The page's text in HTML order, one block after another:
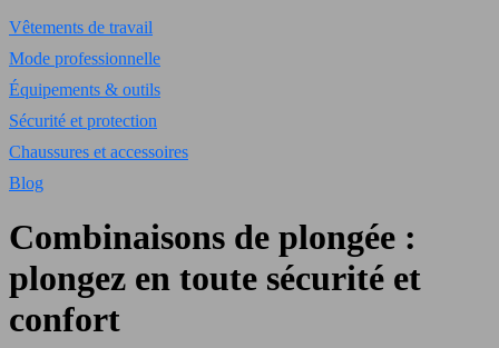
Vêtements de travail
Mode professionnelle
Équipements & outils
Sécurité et protection
Chaussures et accessoires
Blog
Combinaisons de plongée :
plongez en toute sécurité et
confort